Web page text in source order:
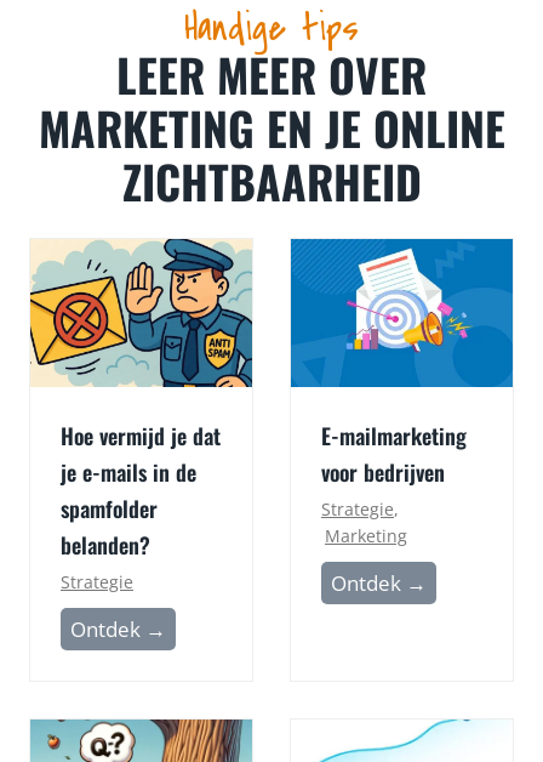
Handige tips
LEER MEER OVER
MARKETING EN JE ONLINE
ZICHTBAARHEID
Hoe vermijd je dat
je e-mails in de
spamfolder
belanden?
Strategie
Ontdek →
v
E-mailmarketing
voor bedrijven
Strategie,
Marketing
Ontdek →